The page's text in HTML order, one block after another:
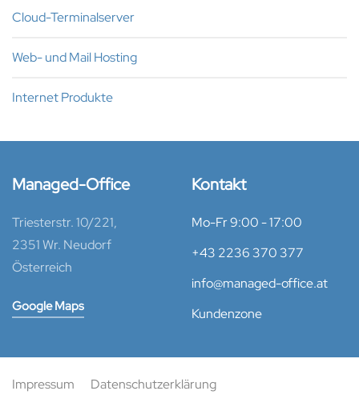
Cloud-Terminalserver
Web- und Mail Hosting
Internet Produkte
Managed-Office
Triesterstr. 10/221,
2351 Wr. Neudorf
Österreich
Google Maps
Kontakt
Mo-Fr 9:00 - 17:00
+43 2236 370 377
info@managed-office.at
Kundenzone
Impressum Datenschutzerklärung